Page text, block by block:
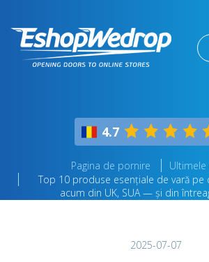
4.7
Pagina de pornire
Top 10 produse esențiale de vară
acum din UK, SUA — și din
2025-07-07